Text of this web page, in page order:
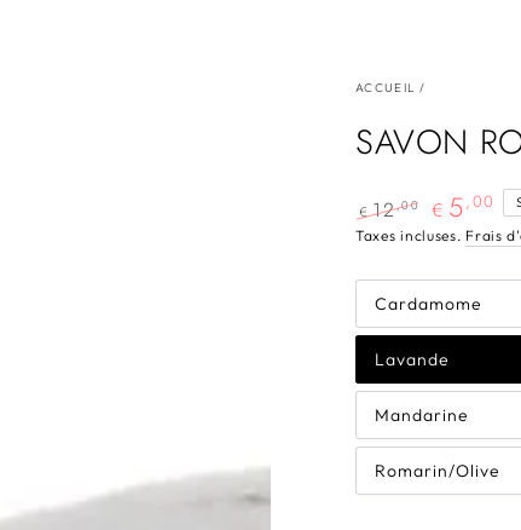
ACCUEIL /
SAVON
Prix
€12,00
Prix
vente
€ 5,00
Taxes incluses. Frais
Cardamome
Lavande
Mandarine
Romarin/Olive